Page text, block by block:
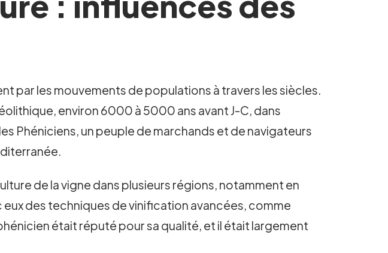
par les mouvements de populations à travers les siècles.
environ 6000 à 5000 ans avant J-C, dans
Phéniciens, un peuple de marchands et de navigateurs
de la vigne dans plusieurs régions, notamment en
des techniques de vinification avancées, comme
était réputé pour sa qualité, et il était largement